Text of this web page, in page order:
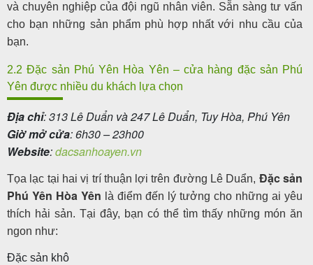
và chuyên nghiệp của đội ngũ nhân viên. Sẵn sàng tư vấn
cho bạn những sản phẩm phù hợp nhất với nhu cầu của
bạn.
2.2 Đặc sản Phú Yên Hòa Yên – cửa hàng đặc sản Phú
Yên được nhiều du khách lựa chọn
Địa chỉ: 313 Lê Duẩn và 247 Lê Duẩn, Tuy Hòa, Phú Yên
Giờ mở cửa: 6h30 – 23h00
Website:dacsanhoayen.vn
Tọa lạc tại hai vị trí thuận lợi trên đường Lê Duẩn, Đặc sản
Phú Yên Hòa Yên là điểm đến lý tưởng cho những ai yêu
thích hải sản. Tại đây, bạn có thể tìm thấy những món ăn
ngon như:
Đặc sản khô